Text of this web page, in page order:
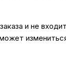
и не